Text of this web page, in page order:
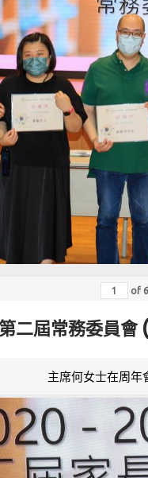
of 6
二屆常務委員
主席何女士在周年